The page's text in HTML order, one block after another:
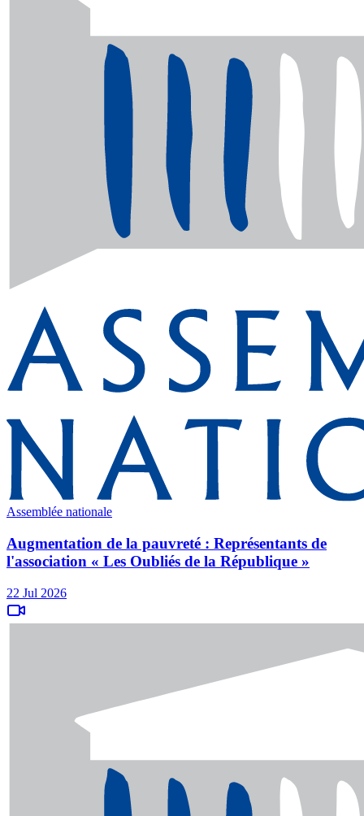
Assemblée nationale
Augmentation de la pauvreté : Représentants de
l'association « Les Oubliés de la République »
22 Jul 2026